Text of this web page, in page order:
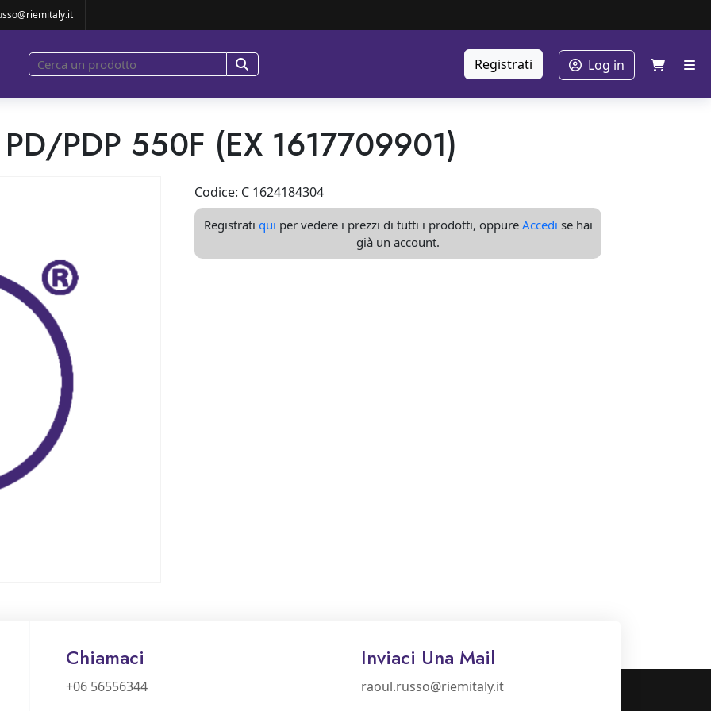
Registrati Log in
PD/PDP 550F (EX 1617709901)
PD/PDP 550F (EX 1617709901)
Codice: C 1624184304
Registrati qui per vedere i prezzi di tutti i prodotti, oppure Accedi se hai
già un account.
Chiamaci
+06 56556344
Inviaci Una Mail
raoul.russo@riemitaly.it